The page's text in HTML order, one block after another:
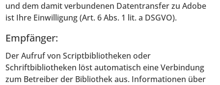
und dem damit verbundenen Datentransfer zu Adobe
ist Ihre Einwilligung (Art. 6 Abs. 1 lit. a DSGVO).
Empfänger:
Der Aufruf von Scriptbibliotheken oder
Schriftbibliotheken löst automatisch eine Verbindung
zum Betreiber der Bibliothek aus. Informationen über